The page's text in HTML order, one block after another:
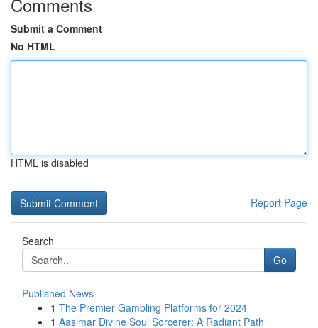
Submit a Comment
No HTML
HTML is disabled
Report Page
Search
Go
Published News
1 The Premier Gambling Platforms for 2024
1 Aasimar Divine Soul Sorcerer: A Radiant Path